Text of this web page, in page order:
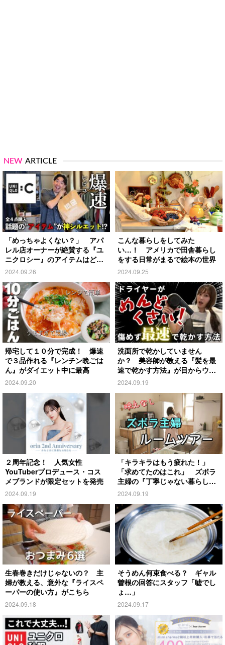
NEW ARTICLE
「めっちゃよくない？」 アパ
レル店オーナーが絶賛する『ユ
ニクロシー』のアイテムはど
れ？
2024.09.26
こんな暮らしをしてみた
い…！ アメリカで田舎暮らし
をする日常がまるで絵本の世界
2024.09.25
帰宅して１０分で完成！ 爆速
で３品作れる『レンチン晩ごは
ん』がダイエット中に最高
2024.09.20
洗面所で乾かしていません
か？ 美容師が教える『髪を最
速で乾かす方法』が目からウロ
コ
2024.09.19
２周年記念！ 人気女性
YouTuberプロデュース・コス
メブランドが限定セットを発売
2024.09.19
「キラキラはもう疲れた！」
「求めてたのはこれ」 ズボラ
主婦の『丁寧じゃない暮らし』
がこちら
2024.09.19
生春巻きだけじゃないの？ 主
婦が教える、意外な『ライスペ
ーパーの使い方』がこちら
2024.09.18
そうめん何束食べる？ ギャル
曽根の回答にスタッフ「嘘でし
ょ…」
2024.09.17